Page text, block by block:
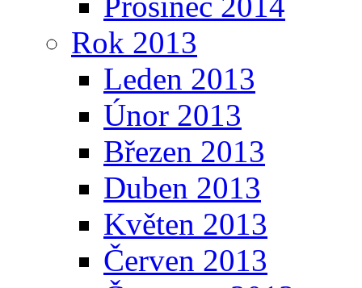
Rok 2013
Leden 2013
Únor 2013
Březen 2013
Duben 2013
Květen 2013
Červen 2013